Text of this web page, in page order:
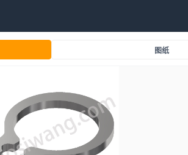
图纸